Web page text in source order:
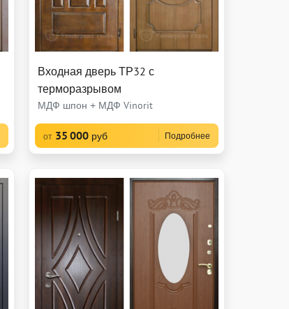
Входная дверь ТР32 с
терморазрывом
МДФ шпон + МДФ Vinorit
от 35 000 руб Подробнее